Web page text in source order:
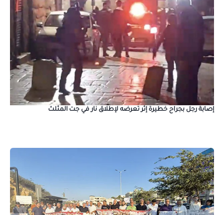
إصابة رجل بجراح خطيرة إثر تعرضه لإطلاق نار في جت المثلث